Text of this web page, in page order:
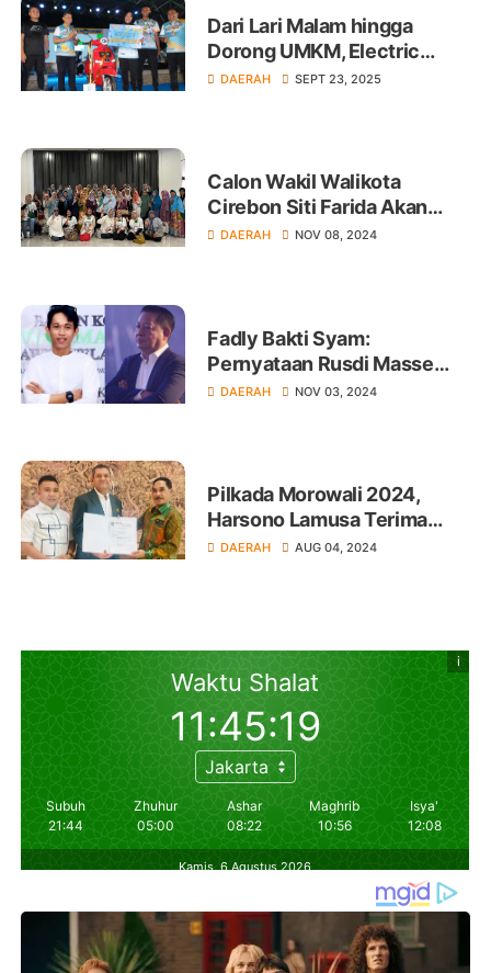
Dari Lari Malam hingga
Dorong UMKM, Electric
Colour Run by PLN Parepare
DAERAH SEPT 23, 2025
Calon Wakil Walikota
Cirebon Siti Farida Akan
Perbaiki Tata Kota Cirebon
DAERAH NOV 08, 2024
Fadly Bakti Syam:
Pernyataan Rusdi Masse
Berbahaya dan Merusak
DAERAH NOV 03, 2024
Pilkada Morowali 2024,
Harsono Lamusa Terima
Rekomendasi PBB di Jakarta
DAERAH AUG 04, 2024